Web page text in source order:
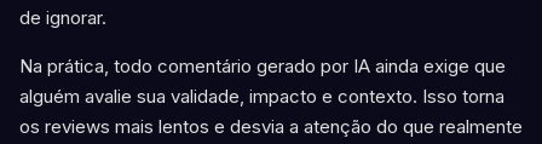
de ignorar.
Na prática, todo comentário gerado por IA ainda exige que
alguém avalie sua validade, impacto e contexto. Isso torna
os reviews mais lentos e desvia a atenção do que realmente